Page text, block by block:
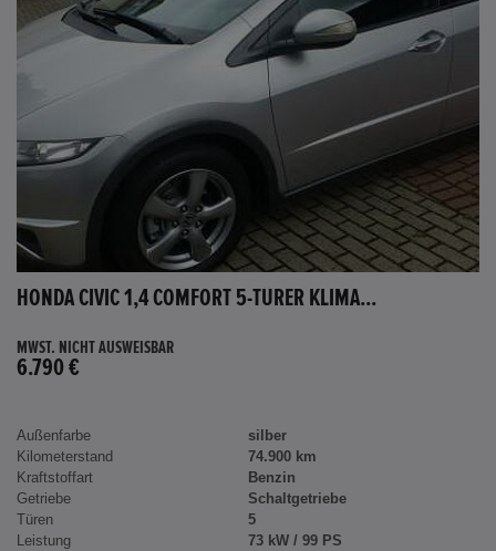
HONDA CIVIC 1,4 COMFORT 5-TÜRER KLIMA...
MWST. NICHT AUSWEISBAR
6.790 €
Außenfarbe
silber
Kilometerstand
74.900 km
Kraftstoffart
Benzin
Getriebe
Schaltgetriebe
Türen
5
Leistung
73 kW / 99 PS